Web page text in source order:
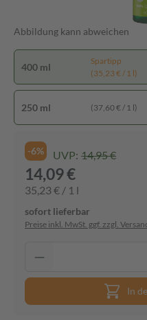
Abbildung kann abweichen
400 ml
Spartipp
(35,23 € / 1 l)
250 ml (37,60 € / 1 l)
-6% UVP: 14,95 €
14,09 €
35,23 € / 1 l
sofort lieferbar
Preise inkl. MwSt. ggf. zzgl.
In